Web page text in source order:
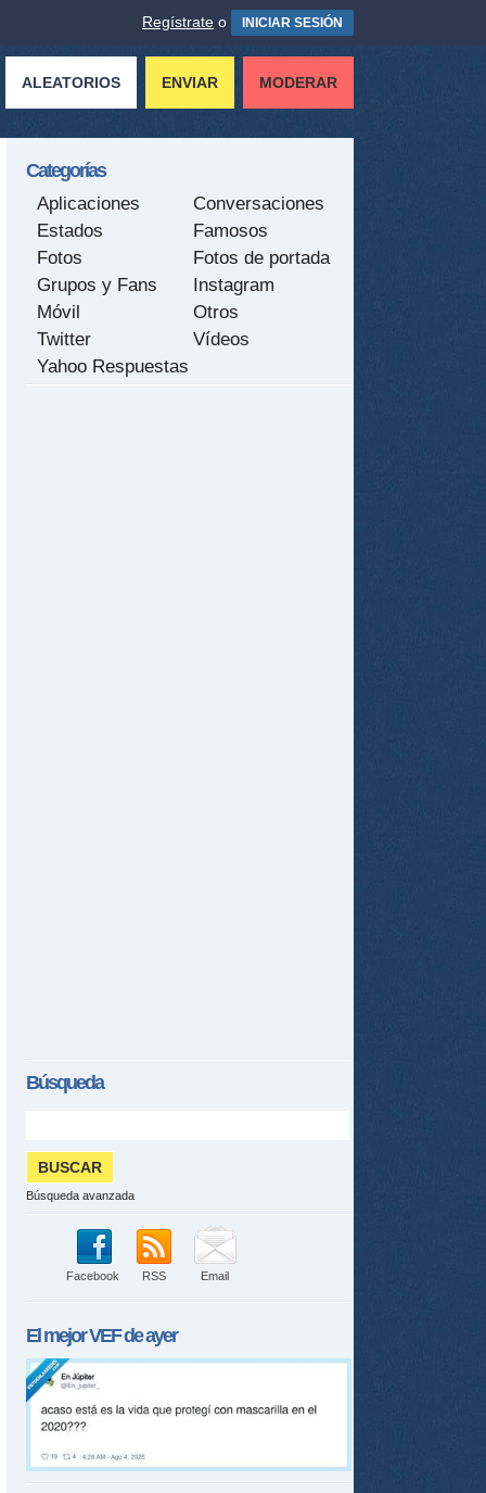
Regístrate o INICIAR SESIÓN
ALEATORIOS ENVIAR MODERAR
Categorías
Aplicaciones
Conversaciones
Estados
Famosos
Fotos
Fotos de portada
Grupos y Fans
Instagram
Móvil
Otros
Twitter
Vídeos
Yahoo Respuestas
Búsqueda
Búsqueda avanzada
Facebook RSS Email
El mejorVEFde ayer